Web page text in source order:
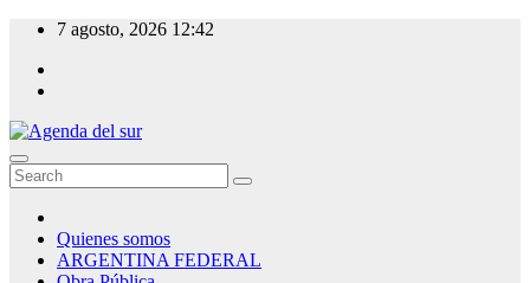
Skip
content
7 agosto, 2026 12:42
Agenda del sur
Quienes somos
ARGENTINA FEDERAL